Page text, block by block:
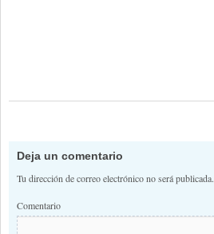
Deja un comentario
Tu dirección de correo electrónico no será publicada.
Comentario